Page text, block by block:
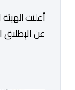
أعلنت الهيئة
عن الإطلاق